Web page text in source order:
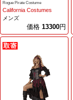
Rogue Pirate Costume
California Costumes
メンズ
価格 13300円